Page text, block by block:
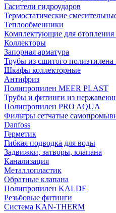
Гасители гидроударов
Термостатические
Теплообменники
Комплектующие для отопления
Коллекторы
Запорная арматура
Трубы из сшитого полиэтилена
Шкафы коллекторные
Антифриз
Полипропилен MEER PLAST
Трубы и фитинги из
Полипропилен PRO AQUA
Фильтры сетчатые
Danfoss
Герметик
Гибкая подводка для воды
Задвижки, затворы, клапана
Канализация
Металлопластик
Обратные клапана
Полипропилен KALDE
Резьбовые фитинги
Система KAN-THERM